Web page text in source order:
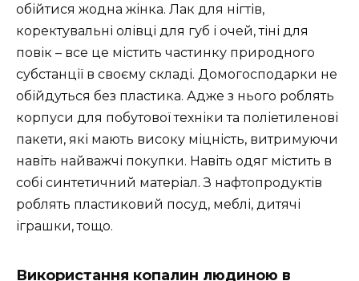
обійтися жодна жінка. Лак для нігтів,
коректувальні олівці для губ і очей, тіні для
повік – все це містить частинку природного
субстанції в своєму складі. Домогосподарки не
обійдуться без пластика. Адже з нього роблять
корпуси для побутової техніки та поліетиленові
пакети, які мають високу міцність, витримуючи
навіть найважчі покупки. Навіть одяг містить в
собі синтетичний матеріал. З нафтопродуктів
роблять пластиковий посуд, меблі, дитячі
іграшки, тощо.
Використання копалин людиною в